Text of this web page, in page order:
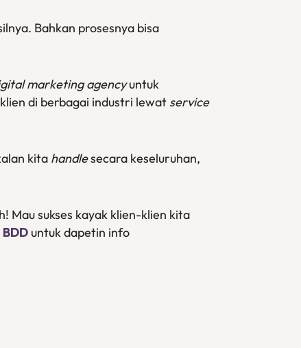
Bahkan prosesnya bisa
marketing agencyuntuk
di berbagai industri lewat service
kita handlesecara keseluruhan,
Mau sukses kayak klien-klien kita
untuk dapetin info